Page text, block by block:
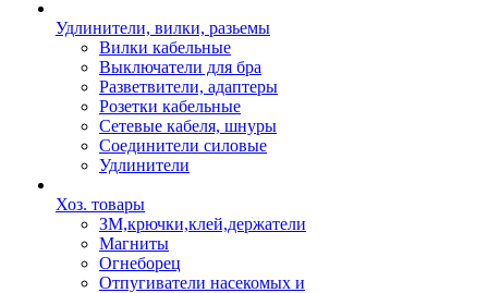
Удлинители, вилки, разьемы
Вилки кабельные
Выключатели для бра
Разветвители, адаптеры
Розетки кабельные
Сетевые кабеля, шнуры
Соединители силовые
Удлинители
Хоз. товары
ЗМ,крючки,клей,держатели
Магниты
Огнеборец
Отпугиватели насекомых и